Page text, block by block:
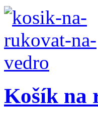
Košík na